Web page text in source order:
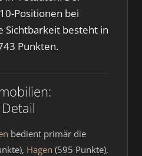
Positionen bei
Sichtbarkeit besteht in
Punkten.
bedient primär die
Hagen (595 Punkte),